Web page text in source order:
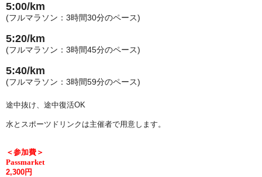
5:00/km
(フルマラソン： 3時間30分のペース)
5:20/km
(フルマラソン： 3時間45分のペース)
5:40/km
(フルマラソン： 3時間59分のペース)
途中抜け、途中復活OK
水とスポーツドリンクは主催者で用意します。
＜参加費＞
Passmarket
2,300円